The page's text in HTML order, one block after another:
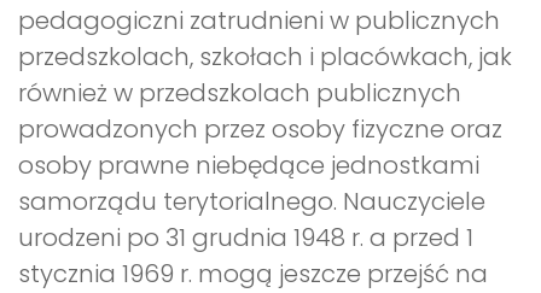
pedagogiczni zatrudnieni w publicznych
przedszkolach, szkołach i placówkach, jak
również w przedszkolach publicznych
prowadzonych przez osoby fizyczne oraz
osoby prawne niebędące jednostkami
samorządu terytorialnego. Nauczyciele
urodzeni po 31 grudnia 1948 r. a przed 1
stycznia 1969 r. mogą jeszcze przejść na